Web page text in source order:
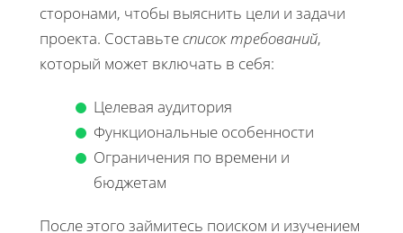
сторонами, чтобы выяснить цели и задачи
проекта. Составьтесписок требований,
который может включать в себя:
Целевая аудитория
Функциональные особенности
Ограничения по времени и
бюджетам
После этого займитесь поиском и изучением